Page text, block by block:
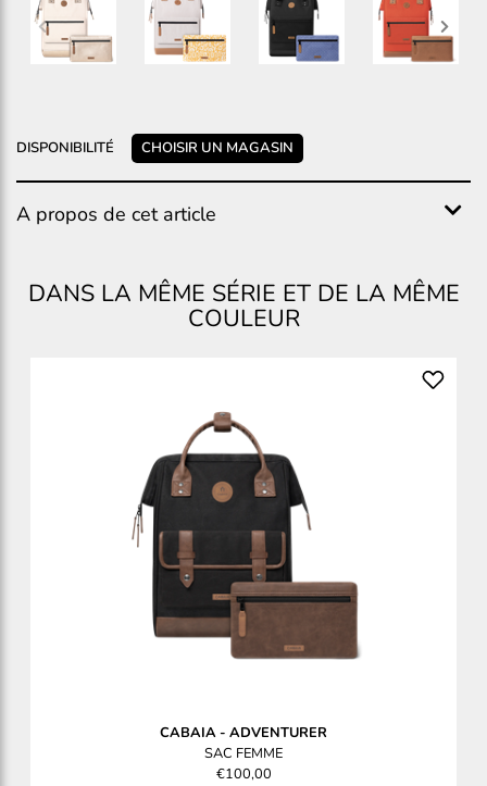
DISPONIBILITÉ CHOISIR UN MAGASIN
A propos de cet article
DANS LA MÊME SÉRIE ET DE LA MÊME
COULEUR
CABAIA- ADVENTURER
SAC FEMME
€100,00